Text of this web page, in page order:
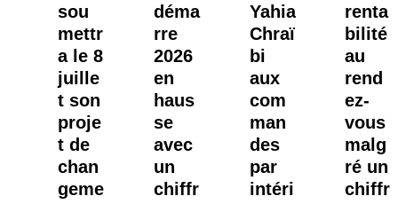
sou
mettr
a le 8
juille
t son
proje
t de
chan
geme
déma
rre
2026
en
haus
se
avec
un
chiffr
Yahia
Chraï
bi
aux
com
man
des
par
intéri
renta
bilité
au
rend
ez-
vous
malg
ré un
chiffr